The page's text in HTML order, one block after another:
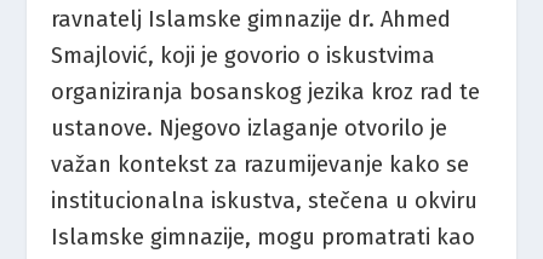
ravnatelj Islamske gimnazije dr. Ahmed
Smajlović, koji je govorio o iskustvima
organiziranja bosanskog jezika kroz rad te
ustanove. Njegovo izlaganje otvorilo je
važan kontekst za razumijevanje kako se
institucionalna iskustva, stečena u okviru
Islamske gimnazije, mogu promatrati kao